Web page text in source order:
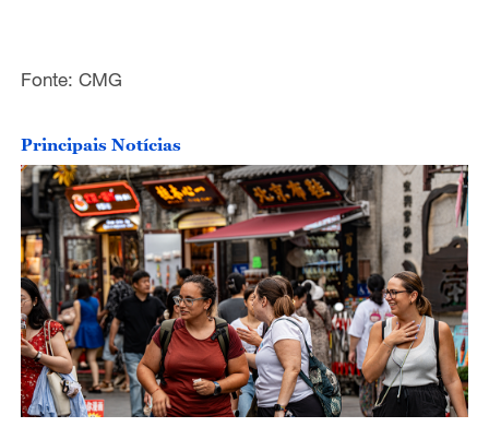
Fonte: CMG
Principais Notícias